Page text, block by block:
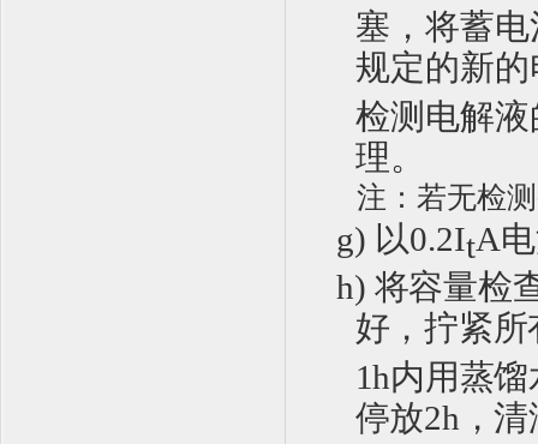
塞， 将蓄电
规定的新的
检测电解
理。
注：若无检
g) 以0.2ItA
h) 将容量检
好，拧紧
1h内用蒸
停放2h ，